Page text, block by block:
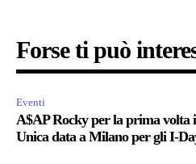
Forse ti può
Eventi
A$AP Rocky per la prima volta
Unica data a Milano per gli I-